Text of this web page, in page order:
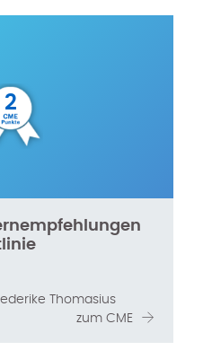
2
Thomasius
zum CME